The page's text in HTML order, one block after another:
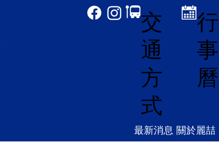
交
通
方
式
行
事
曆
最新消息 關於麗喆